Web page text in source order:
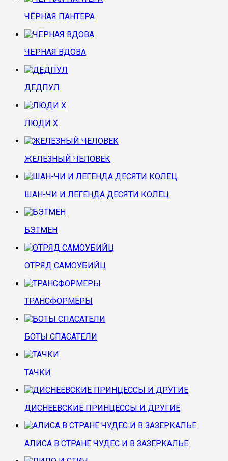
ЧЁРНАЯ ПАНТЕРА
ЧЁРНАЯ ВДОВА
ДЕДПУЛ
ЛЮДИ Х
ЖЕЛЕЗНЫЙ ЧЕЛОВЕК
ШАН-ЧИ И ЛЕГЕНДА ДЕСЯТИ КОЛЕЦ
БЭТМЕН
ОТРЯД САМОУБИЙЦ
ТРАНСФОРМЕРЫ
БОТЫ СПАСАТЕЛИ
ТАЧКИ
ДИСНЕЕВСКИЕ ПРИНЦЕССЫ И ДРУГИЕ
АЛИСА В СТРАНЕ ЧУДЕС И В ЗАЗЕРКАЛЬЕ